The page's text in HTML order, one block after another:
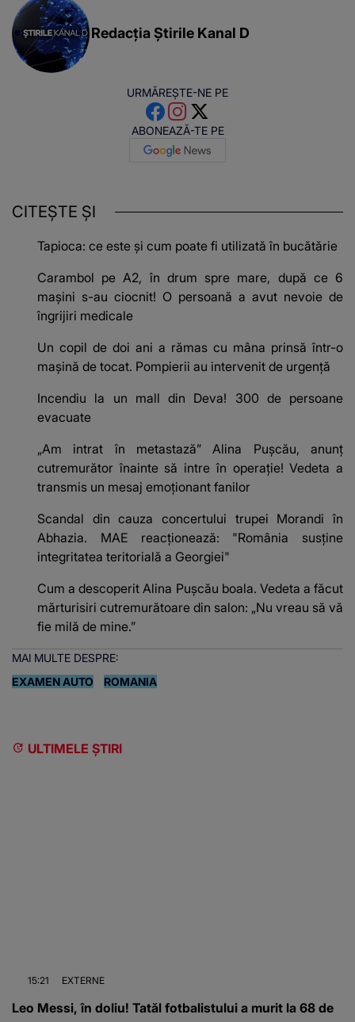
Redacția Știrile Kanal D
URMĂREȘTE-NE PE
ABONEAZĂ-TE PE
CITEȘTE ȘI
Tapioca: ce este și cum poate fi utilizată în bucătărie
Carambol pe A2, în drum spre mare, după ce 6
mașini s-au ciocnit! O persoană a avut nevoie de
îngrijiri medicale
Un copil de doi ani a rămas cu mâna prinsă într-o
mașină de tocat. Pompierii au intervenit de urgență
Incendiu la un mall din Deva! 300 de persoane
evacuate
„Am intrat în metastază” Alina Pușcău, anunț
cutremurător înainte să intre în operație! Vedeta a
transmis un mesaj emoționant fanilor
Scandal din cauza concertului trupei Morandi în
Abhazia. MAE reacționează: "România susține
integritatea teritorială a Georgiei"
Cum a descoperit Alina Pușcău boala. Vedeta a făcut
mărturisiri cutremurătoare din salon: „Nu vreau să vă
fie milă de mine.”
MAI MULTE DESPRE:
EXAMEN AUTO
ROMANIA
ULTIMELE ȘTIRI
15:21 EXTERNE
Leo Messi, în doliu! Tatăl fotbalistului a murit la 68 de